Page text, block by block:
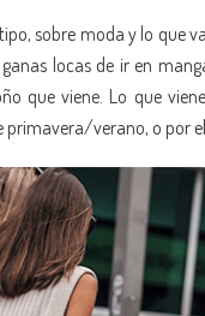
sobre moda y lo que
locas de ir en
que viene. Lo que
primavera/verano, o por